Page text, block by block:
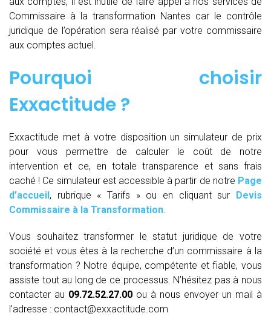
Commissaire à la transformation Nantes car le contrôle
juridique de l’opération sera réalisé par votre commissaire
aux comptes actuel.
Pourquoi choisir
Exxactitude ?
Exxactitude met à votre disposition un simulateur de prix
pour vous permettre de calculer le coût de notre
intervention et ce, en totale transparence et sans frais
caché ! Ce simulateur est accessible à partir de notre Page
d’accueil, rubrique « Tarifs » ou en cliquant sur Devis
Commissaire à la Transformation.
Vous souhaitez transformer le statut juridique de votre
société et vous êtes à la recherche d’un commissaire à la
transformation ? Notre équipe, compétente et fiable, vous
assiste tout au long de ce processus. N’hésitez pas à nous
contacter au 09.72.52.27.00 ou à nous envoyer un mail à
l’adresse : contact@exxactitude.com